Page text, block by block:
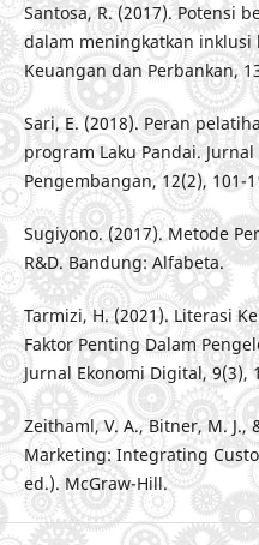
Santosa, R. (2017). Potensi
dalam meningkatkan inklusi
Keuangan dan Perbankan,
Sari, E. (2018). Peran
program Laku Pandai.
Pengembangan, 12(2), 101-
Sugiyono. (2017). Metode
R&D. Bandung: Alfabeta.
Tarmizi, H. (2021). Literasi
Faktor Penting Dalam
Jurnal Ekonomi Digital, 9(3),
Zeithaml, V. A., Bitner, M. J.,
Marketing: Integrating
ed.). McGraw-Hill.